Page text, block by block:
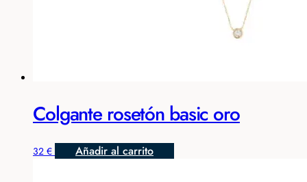
Colgante rosetón basic oro
32 € Añadir al carrito